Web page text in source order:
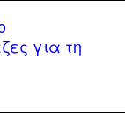
για τη